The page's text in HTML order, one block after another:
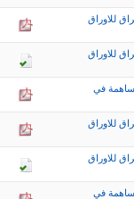
للاوراق
للاوراق
في
للاوراق
للاوراق
في